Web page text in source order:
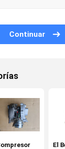
Continuar
El